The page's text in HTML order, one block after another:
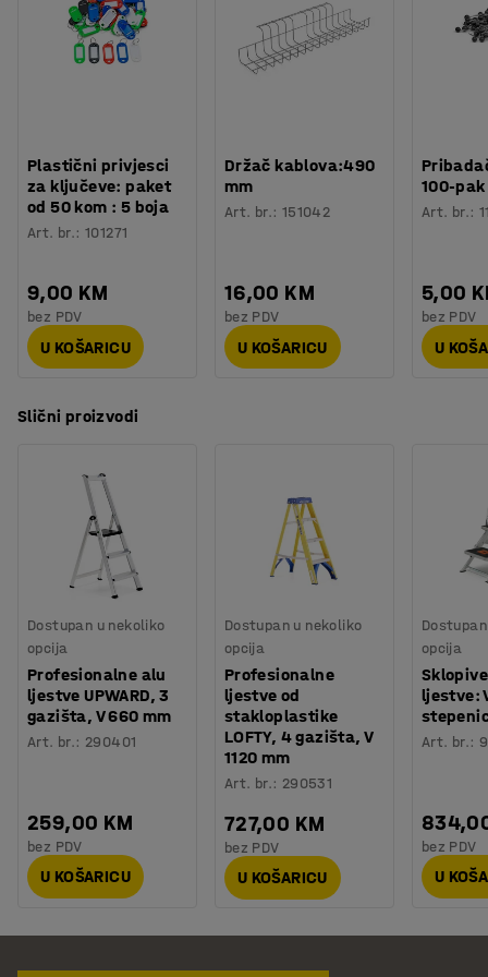
Dubina stopice: 120
Materijal: Aluminij
Broj stepenice
Testirano: EN 131, RISE C901063
Plastični privjesci
za ključeve: paket
od 50 kom : 5 boja
Art. br.:101271
9,00 KM
bez PDV
U KOŠARICU
Držač kablova:490
mm
Art. br.: 151042
16,00 KM
bez PDV
U KOŠARICU
100-pak
Art. br.:
5,00
bez PDV
U
Slični proizvodi
Dostupan u nekoliko
opcija
Profesionalne alu
ljestve UPWARD, 3
gazišta, V 660 mm
Art. br.: 290401
259,00 KM
bez PDV
U KOŠARICU
Dostupan u nekoliko
opcija
Profesionalne
ljestve od
stakloplastike
LOFTY, 4 gazišta, V
1120 mm
Art. br.: 290531
727,00 KM
bez PDV
U KOŠARICU
opcija
ljestve:
Art. br.:
bez PDV
U